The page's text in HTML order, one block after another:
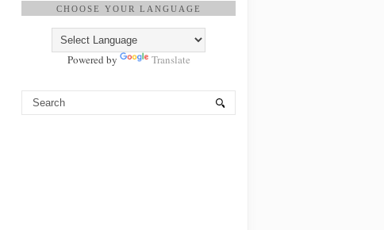
CHOOSE YOUR LANGUAGE
Powered by Translate